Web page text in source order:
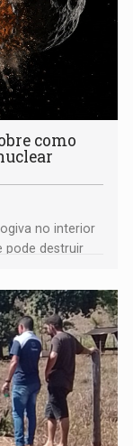
como
no interior
pode destruir